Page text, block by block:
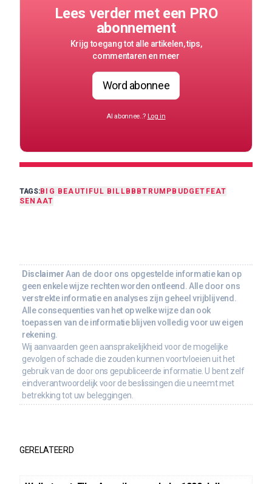
Lees verder met een PRO
abonnement
Krijg toegang tot alle artikelen, tips,
commentaren en meer
Word abonnee
Al abonnee..? Log in
TAGS:BIG BEAUTIFUL BILL BBBTRUMP BUDGET FEAT
SENAAT
Disclaimer Aan de door ons opgestelde informatie kan op
geen enkele wijze rechten worden ontleend. Alle door ons
verstrekte informatie en analyses zijn geheel vrijblijvend.
Alle consequenties van het op welke wijze dan ook
toepassen van de informatie blijven volledig voor uw eigen
rekening.
Wij aanvaarden geen aansprakelijkheid voor de mogelijke
gevolgen of schade die zouden kunnen voortvloeien uit het
gebruik van de door ons gepubliceerde informatie. U bent zelf
eindverantwoordelijk voor de beslissingen die u neemt met
betrekking tot uw beleggingen.
GERELATEERD